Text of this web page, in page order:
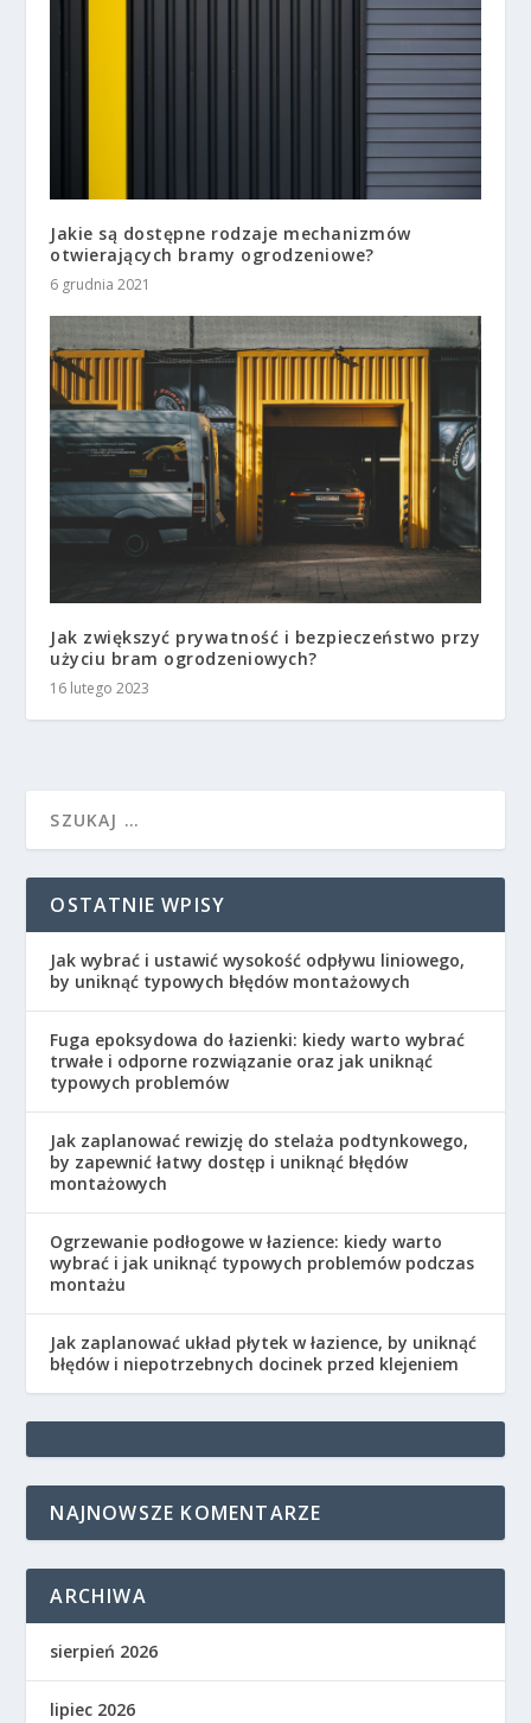
Jakie są dostępne rodzaje mechanizmów
otwierających bramy ogrodzeniowe?
6 grudnia 2021
Jak zwiększyć prywatność i bezpieczeństwo przy
użyciu bram ogrodzeniowych?
16 lutego 2023
OSTATNIE WPISY
Jak wybrać i ustawić wysokość odpływu liniowego,
by uniknąć typowych błędów montażowych
Fuga epoksydowa do łazienki: kiedy warto wybrać
trwałe i odporne rozwiązanie oraz jak uniknąć
typowych problemów
Jak zaplanować rewizję do stelaża podtynkowego,
by zapewnić łatwy dostęp i uniknąć błędów
montażowych
Ogrzewanie podłogowe w łazience: kiedy warto
wybrać i jak uniknąć typowych problemów podczas
montażu
Jak zaplanować układ płytek w łazience, by uniknąć
błędów i niepotrzebnych docinek przed klejeniem
NAJNOWSZE KOMENTARZE
ARCHIWA
sierpień 2026
lipiec 2026